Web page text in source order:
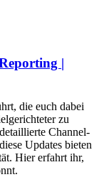
|
die euch dabei
zu
Channel-
Updates bieten
Hier erfahrt ihr,